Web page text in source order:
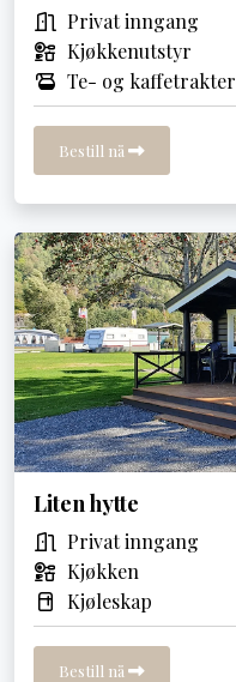
Privat inngang
Kjøkkenutstyr
Te- og kaffetrakter
Bestill nå
Liten hytte
Privat inngang
Kjøkken
Kjøleskap
Bestill nå